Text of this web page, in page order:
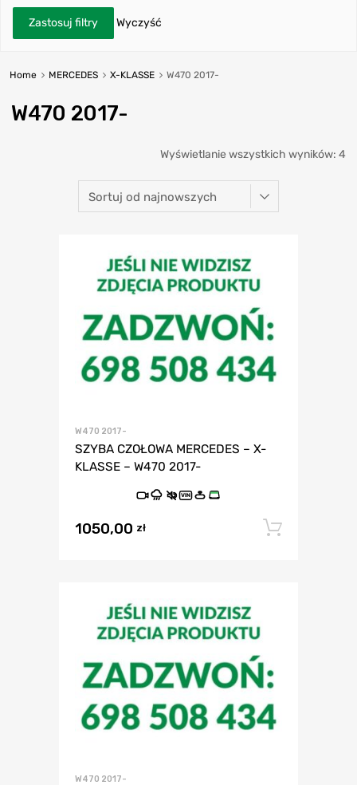
Zastosuj filtry Wyczyść
Home MERCEDES X-KLASSE W470 2017-
W470 2017-
Wyświetlanie wszystkich wyników: 4
W470 2017-
SZYBA CZOŁOWA MERCEDES – X-
KLASSE – W470 2017-
VIN
1050,00 zł
W470 2017-